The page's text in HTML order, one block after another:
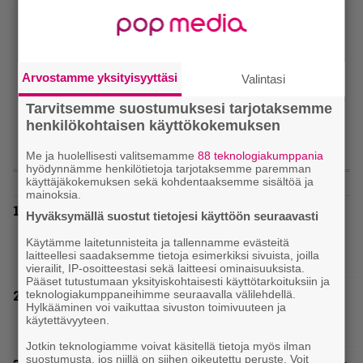
LUETUIMMAT
”Metallica on tiukempi kuin koskaan ja te
haluatte jonkun nulikan yrittävän olla
Hetfield?” – Pepper Keenan muisteli
ensimmäistä koesoittoaan hevijätin kanssa
”He ovat tuoneet soittoon jotain uutta” –
Sepulturan Andreas Kisser nimeää bändin,
jonka riffit ovat tehneet vaikutuksen
Arvostamme yksityisyyttäsi Valintasi
Tarvitsemme suostumuksesi tarjotaksemme
henkilökohtaisen käyttökokemuksen
Me ja huolellisesti valitsemamme88 teknologiakumppania
hyödynnämme henkilötietoja tarjotaksemme paremman
käyttäjäkokemuksen sekä kohdentaaksemme sisältöä ja
mainoksia.
Hyväksymällä suostut tietojesi käyttöön seuraavasti
Käytämme laitetunnisteita ja tallennamme evästeitä
laitteellesi saadaksemme tietoja esimerkiksi sivuista, joilla
vierailit, IP-osoitteestasi sekä laitteesi ominaisuuksista.
Pääset tutustumaan yksityiskohtaisesti käyttötarkoituksiin ja
teknologiakumppaneihimme seuraavalla välilehdellä.
Hylkääminen voi vaikuttaa sivuston toimivuuteen ja
käytettävyyteen.
Jotkin teknologiamme voivat käsitellä tietoja myös ilman
suostumusta, jos niillä on siihen oikeutettu peruste. Voit